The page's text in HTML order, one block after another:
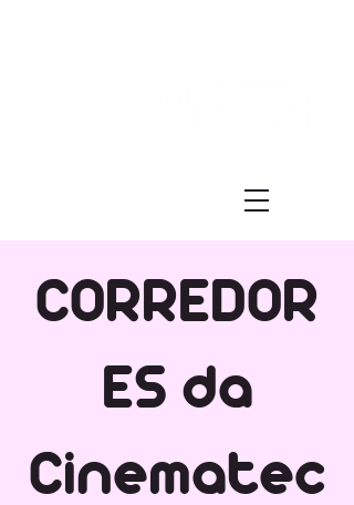
CORREDOR
ES da
Cinematec